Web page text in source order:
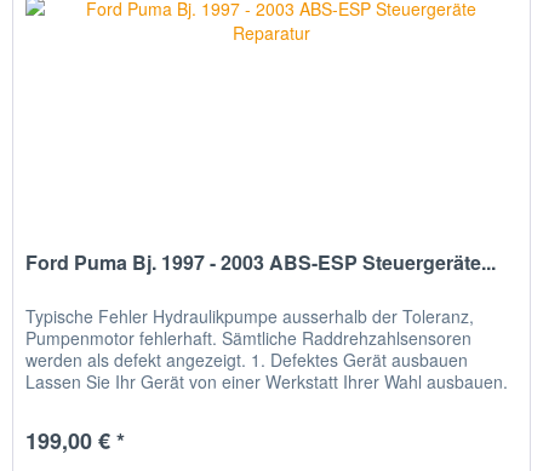
Ford Puma Bj. 1997 - 2003 ABS-ESP Steuergeräte...
Typische Fehler Hydraulikpumpe ausserhalb der Toleranz,
Pumpenmotor fehlerhaft. Sämtliche Raddrehzahlsensoren
werden als defekt angezeigt. 1. Defektes Gerät ausbauen
Lassen Sie Ihr Gerät von einer Werkstatt Ihrer Wahl ausbauen.
199,00 € *